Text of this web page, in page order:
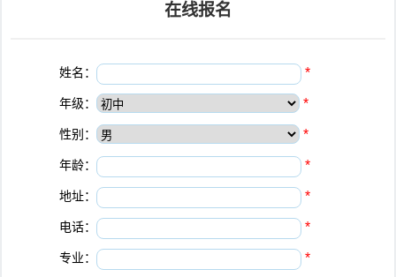
在线报名
姓名： *
年级： *
性别： *
年龄： *
地址： *
电话： *
专业： *